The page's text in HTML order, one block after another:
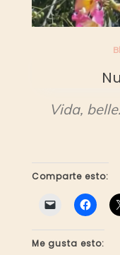
Vida,
Comparte esto:
Me gusta esto: